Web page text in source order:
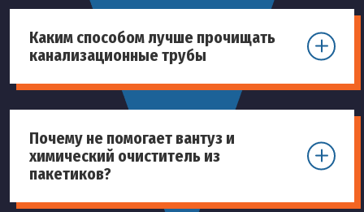
Каким способом лучше прочищать
канализационные трубы
Почему не помогает вантуз и
химический очиститель из
пакетиков?